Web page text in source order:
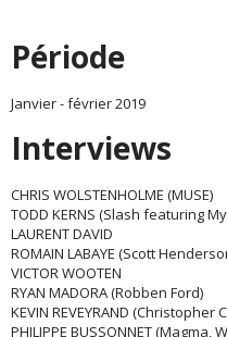
Période
Janvier - février 2019
Interviews
CHRIS WOLSTENHOLME (MUSE)
TODD KERNS (Slash featuring
LAURENT DAVID
ROMAIN LABAYE (Scott
VICTOR WOOTEN
RYAN MADORA (Robben Ford)
KEVIN REVEYRAND (Christopher
PHILIPPE BUSSONNET (Magma,